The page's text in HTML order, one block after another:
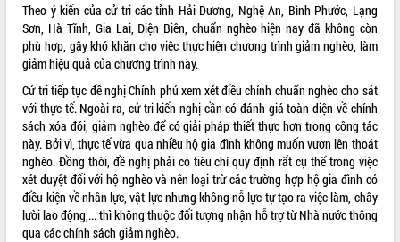
TIN TỨC SỰ KIỆN
SỞ, BAN, NGÀNH
UBND CÁC XÃ, PHƯỜNG
THÔNG TIN CHỈ ĐẠO ĐIỀU HÀNH
HỆ THỐNG VĂN BẢN
VĂN BẢN HĐND TỈNH
ĐIỂM TIN VĂN BẢN
Theo ý kiến của cử tri các tỉnh Hải Dương, Nghệ An, Bình Phước, Lạng
Sơn, Hà Tĩnh, Gia Lai, Điện Biên, chuẩn nghèo hiện nay đã không còn
phù hợp, gây khó khăn cho việc thực hiện chương trình giảm nghèo, làm
giảm hiệu quả của chương trình này.
Cử tri tiếp tục đề nghị Chính phủ xem xét điều chỉnh chuẩn nghèo cho sát
với thực tế. Ngoài ra, cử tri kiến nghị cần có đánh giá toàn diện về chính
sách xóa đói, giảm nghèo để có giải pháp thiết thực hơn trong công tác
này. Bởi vì, thực tế vừa qua nhiều hộ gia đình không muốn vươn lên thoát
nghèo. Đồng thời, đề nghị phải có tiêu chí quy định rất cụ thể trong việc
xét duyệt đối với hộ nghèo và nên loại trừ các trường hợp hộ gia đình có
điều kiện về nhân lực, vật lực nhưng không nỗ lực tự tạo ra việc làm, chây
lười lao động,... thì không thuộc đối tượng nhận hỗ trợ từ Nhà nước thông
qua các chính sách giảm nghèo.